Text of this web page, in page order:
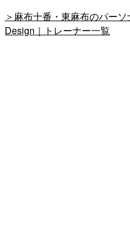
＞麻布十番・東麻布のパー
Design｜トレーナー一覧